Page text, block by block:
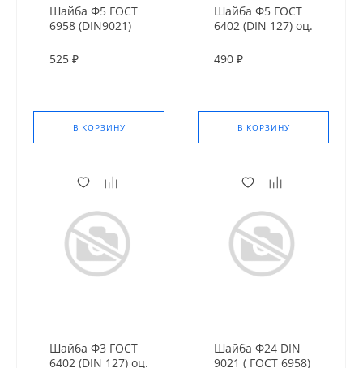
Шайба Ф5 ГОСТ
6958 (DIN9021)
525 ₽
В КОРЗИНУ
Шайба Ф5 ГОСТ
6402 (DIN 127) оц.
490 ₽
В КОРЗИНУ
Шайба Ф3 ГОСТ
6402 (DIN 127) оц.
Шайба Ф24 DIN
9021 ( ГОСТ 6958)